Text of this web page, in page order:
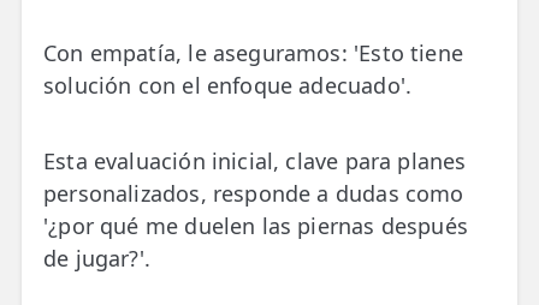
Con empatía, le aseguramos: 'Esto tiene
solución con el enfoque adecuado'.
Esta evaluación inicial, clave para planes
personalizados, responde a dudas como
'¿por qué me duelen las piernas después
de jugar?'.